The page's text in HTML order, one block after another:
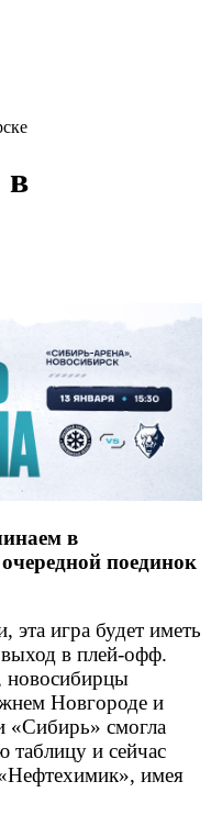
в
в
поединок
эта игра будет иметь
в плей-офф.
новосибирцы
Новгороде и
«Сибирь» смогла
таблицу и сейчас
имея